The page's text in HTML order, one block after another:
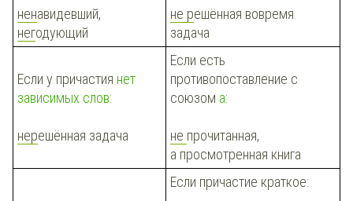
ненавидевший,
негодующий
не решённая вовремя
задача
Если у причастия нет
зависимых слов:
нерешённая задача
Если есть
противопоставление с
союзом а:
не прочитанная,
а просмотренная книга
Если причастие краткое: